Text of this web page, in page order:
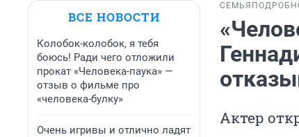
ВСЕ НОВОСТИ
Колобок-колобок, я тебя
боюсь! Ради чего отложили
прокат «Человека-паука» —
отзыв о фильме про
«человека-булку»
Очень игривы и отлично ладят
СЕМЬЯ
Актер